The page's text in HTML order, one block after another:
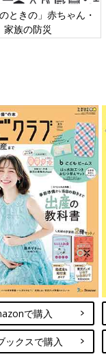
ときの」赤ちゃん・
家族の防災
で購入
ックスで購入